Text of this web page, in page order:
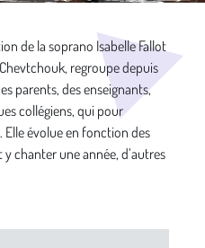
de la soprano Isabelle Fallot
regroupe depuis
parents, des enseignants,
collégiens, qui pour
Elle évolue en fonction des
chanter une année, d’autres